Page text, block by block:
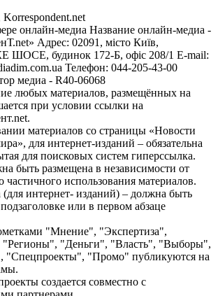
онлайн-медиа Название онлайн-медиа -
Адрес: 02091, місто Київ,
ШОСЕ, будинок 172-Б, офіс 208/1 E-mail:
Телефон: 044-205-43-00
медиа - R40-06068
любых материалов, размещённых на
при условии ссылки на
материалов со страницы «Новости
для интернет-изданий – обязательна
для поисковых систем гиперссылка.
быть размещена в независимости от
частичного использования материалов.
(для интернет- изданий) – должна быть
или в первом абзаце
"Мнение", "Экспертиза",
"Регионы", "Деньги", "Власть", "Выборы",
"Спецпроекты", "Промо" публикуются на
создается совместно с